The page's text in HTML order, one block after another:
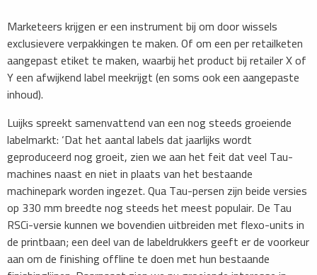
Marketeers krijgen er een instrument bij om door wissels
exclusievere verpakkingen te maken. Of om een per retailketen
aangepast etiket te maken, waarbij het product bij retailer X of
Y een afwijkend label meekrijgt (en soms ook een aangepaste
inhoud).
Luijks spreekt samenvattend van een nog steeds groeiende
labelmarkt: ‘Dat het aantal labels dat jaarlijks wordt
geproduceerd nog groeit, zien we aan het feit dat veel Tau-
machines naast en niet in plaats van het bestaande
machinepark worden ingezet. Qua Tau-persen zijn beide versies
op 330 mm breedte nog steeds het meest populair. De Tau
RSCi-versie kunnen we bovendien uitbreiden met flexo-units in
de printbaan; een deel van de labeldrukkers geeft er de voorkeur
aan om de finishing offline te doen met hun bestaande